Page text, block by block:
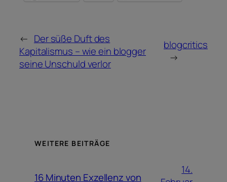
← Der süße Duft des
Kapitalismus – wie ein blogger
seine Unschuld verlor
blogcritics
→
WEITERE BEITRÄGE
16 Minuten Exzellenz von
14.